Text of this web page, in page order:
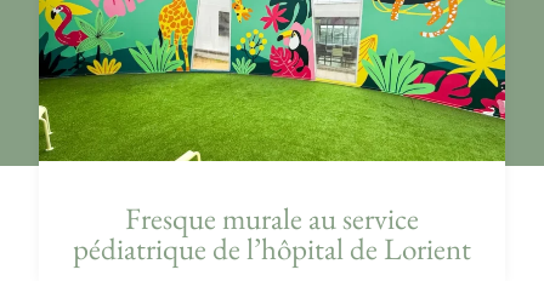
Fresque murale au service
pédiatrique de l’hôpital de Lorient